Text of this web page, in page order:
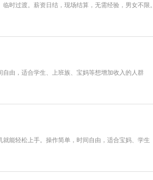
时过渡。薪资日结，现场结算，无需经验，男女不限。
由，适合学生、上班族、宝妈等想增加收入的人群
能轻松上手。操作简单，时间自由，适合宝妈、学生